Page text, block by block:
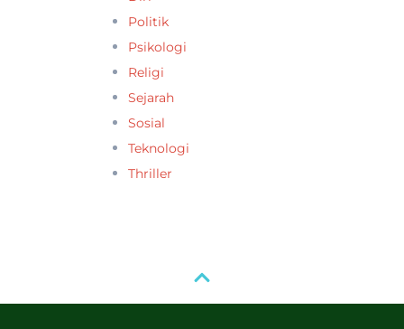
Politik
Psikologi
Religi
Sejarah
Sosial
Teknologi
Thriller